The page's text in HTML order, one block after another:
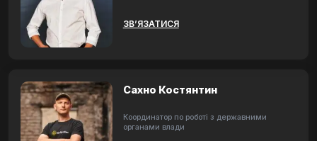
ЗВ’ЯЗАТИСЯ
Сахно Костянтин
Координатор по роботі з державними
органами влади